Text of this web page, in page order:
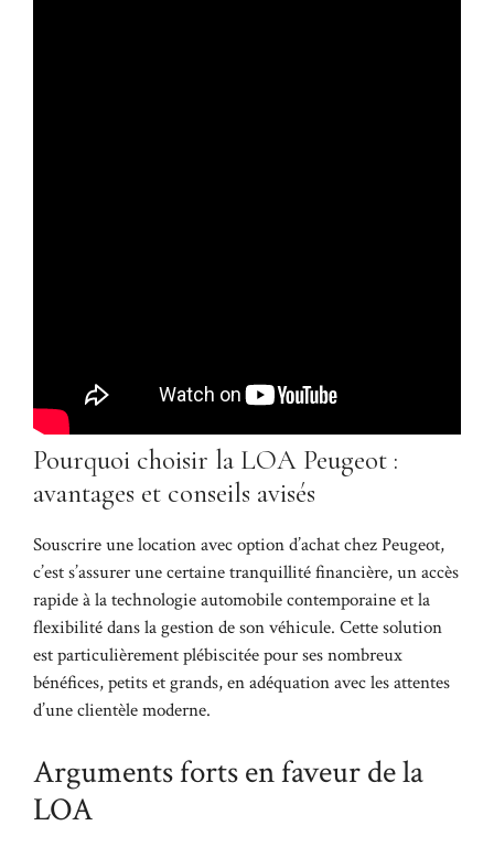
Pourquoi choisir la LOA Peugeot :
avantages et conseils avisés
Souscrire une location avec option d’achat chez Peugeot,
c’est s’assurer une certaine tranquillité financière, un accès
rapide à la technologie automobile contemporaine et la
flexibilité dans la gestion de son véhicule. Cette solution
est particulièrement plébiscitée pour ses nombreux
bénéfices, petits et grands, en adéquation avec les attentes
d’une clientèle moderne.
Arguments forts en faveur de la
LOA